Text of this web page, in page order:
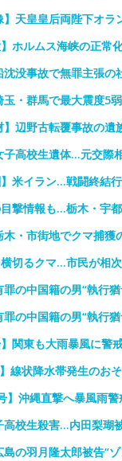
天皇皇后両陛下オ
ホルムス海峡の正常
没事故で無罪主張の
・群馬で最大震度5
辺野古転覆事故の遺
高校生遺体…元交際
米イラン…戦闘終結
情報も…栃木・宇都
・市街地でクマ捕獲
切るクマ…市民が相
の中国籍の男“執行
の中国籍の男“執行
関東も大雨暴風に警
線状降水帯発生のお
沖縄直撃へ暴風雨警
校生殺害…内田梨瑚
の羽月隆太郎被告“ゾ